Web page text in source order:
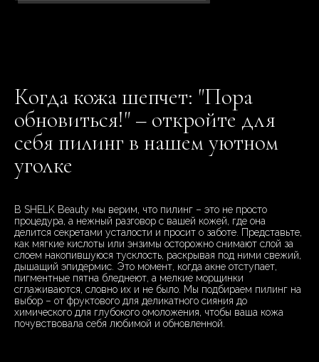
Когда кожа шепчет: "Пора
обновиться!" – откройте для
себя пилинг в нашем уютном
уголке
В SHELK Beauty мы верим, что пилинг – это не просто
процедура, а нежный разговор с вашей кожей, где она
делится секретами усталости и просит о заботе. Представьте,
как мягкие кислоты или энзимы осторожно снимают слой за
слоем накопившуюся тусклость, раскрывая под ними свежий,
дышащий эпидермис. Это момент, когда акне отступает,
пигментные пятна бледнеют, а мелкие морщинки
сглаживаются, словно их и не было. Мы подбираем пилинг на
выбор – от фруктового для деликатного сияния до
химического для глубокого омоложения, чтобы ваша кожа
почувствовала себя любимой и обновленной.